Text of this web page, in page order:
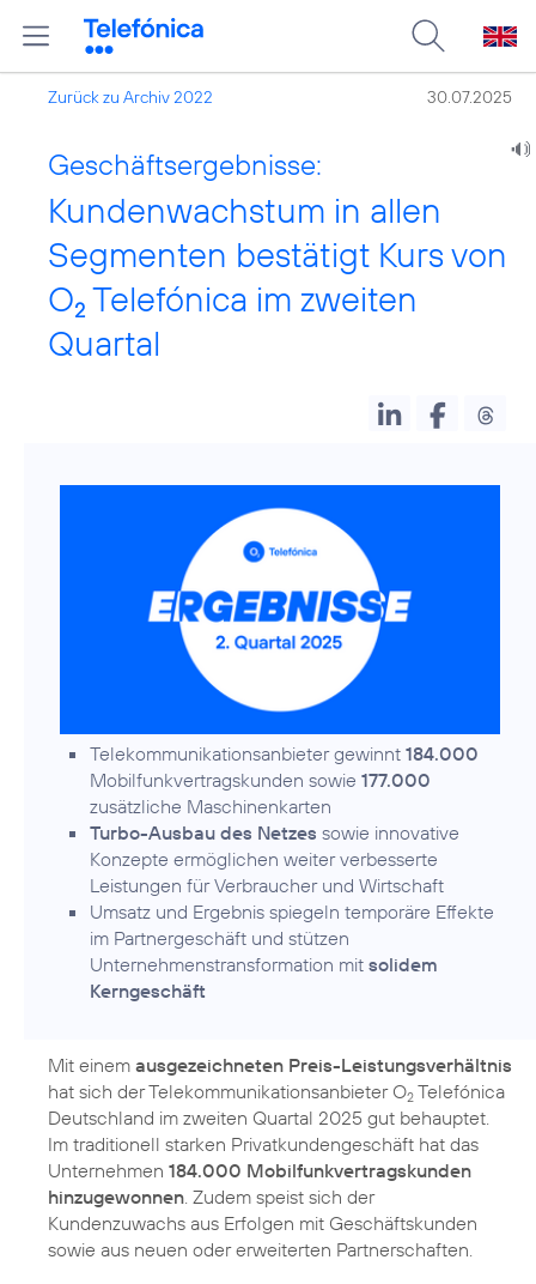
Zurück zu Archiv 2022 30.07.2025
Geschäftsergebnisse:
Kundenwachstum in allen
Segmenten bestätigt Kurs von
O2 Telefónica im zweiten
Quartal
Telekommunikationsanbieter gewinnt 184.000
Mobilfunkvertragskunden sowie 177.000
zusätzliche Maschinenkarten
Turbo-Ausbau des Netzes sowie innovative
Konzepte ermöglichen weiter verbesserte
Leistungen für Verbraucher und Wirtschaft
Umsatz und Ergebnis spiegeln temporäre Effekte
im Partnergeschäft und stützen
Unternehmenstransformation mit solidem
Kerngeschäft
Mit einem ausgezeichneten Preis-Leistungsverhältnis
hat sich der Telekommunikationsanbieter O2 Telefónica
Deutschland im zweiten Quartal 2025 gut behauptet.
Im traditionell starken Privatkundengeschäft hat das
Unternehmen 184.000 Mobilfunkvertragskunden
hinzugewonnen . Zudem speist sich der
Kundenzuwachs aus Erfolgen mit Geschäftskunden
sowie aus neuen oder erweiterten Partnerschaften.